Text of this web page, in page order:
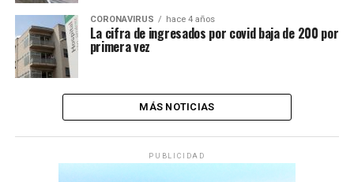
CORONAVIRUS hace 4 años
La cifra de ingresados por covid baja de 200 por
primera vez
MÁS NOTICIAS
PUBLICIDAD